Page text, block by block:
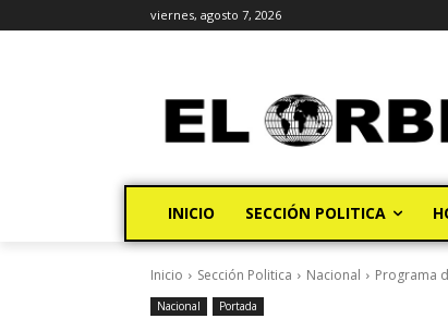
viernes, agosto 7, 2026
INICIO SECCIÓN POLITICA
Inicio Sección Politica Nacional Programa
Nacional Portada